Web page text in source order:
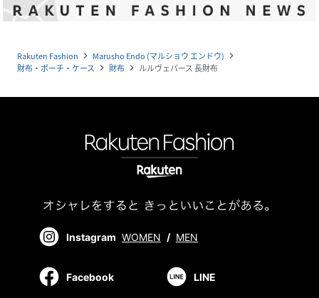
Rakuten Fashion navigate_next Marusho Endo (マルショウ エンドウ) navigate_next
財布・ポーチ・ケース navigate_next 財布 navigate_next ルルヴェパース 長財布
Instagram WOMEN / MEN
Facebook LINE